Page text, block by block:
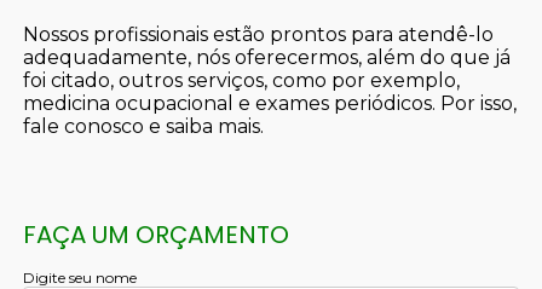
Nossos profissionais estão prontos para atendê-lo
adequadamente, nós oferecermos, além do que já
foi citado, outros serviços, como por exemplo,
medicina ocupacional e exames periódicos. Por isso,
fale conosco e saiba mais.
FAÇA UM ORÇAMENTO
Digite seu nome